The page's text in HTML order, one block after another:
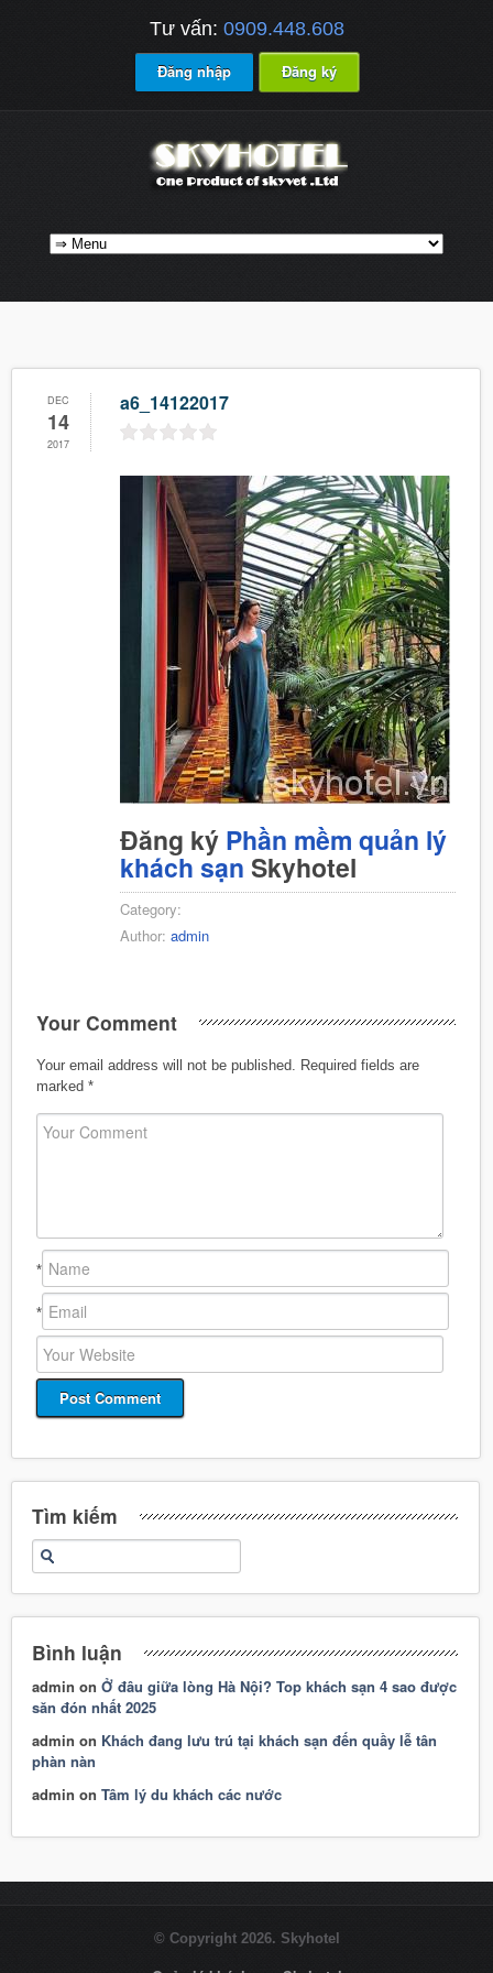
Tư vấn: 0909.448.608
Đăng nhập Đăng ký
DEC
14
2017
a6_14122017
Đăng ký Phần mềm quản lý
khách sạn Skyhotel
Category:
Author: admin
Your Comment
Your email address will not be published.
Required fields are
marked *
*
*
Tìm kiếm
Bình luận
admin onỞ đâu giữa lòng Hà Nội? Top khách sạn 4 sao được
săn đón nhất 2025
admin on Khách đang lưu trú tại khách sạn đến quầy lễ tân
phàn nàn
admin onTâm lý du khách các nước
© Copyright 2026. Skyhotel